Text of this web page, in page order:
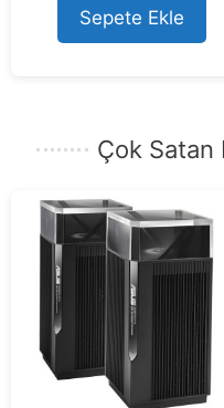
Sepete Ekle
Çok Satan